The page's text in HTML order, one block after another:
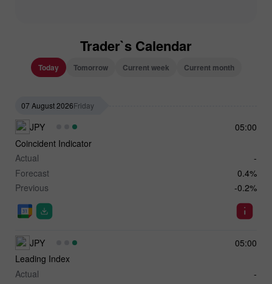
Trader`s Calendar
Today Tomorrow Current week Current month
07 August 2026Friday
05:00
JPY
Coincident Indicator
Actual
-
Forecast
0.4%
Previous
-0.2%
05:00
JPY
Leading Index
Actual
-